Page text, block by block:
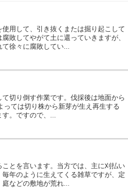
用して、引き抜くまたは掘り起こして
敗してやがて土に還っていきますが、
徐々に腐敗してい...
切り倒す作業です。伐採後は地面から
ては切り株から新芽が生え再生する
。ですので、...
とを言います。当方では、主に刈払い
年のように生えてくる雑草ですが、定
などの敷地が荒れ...